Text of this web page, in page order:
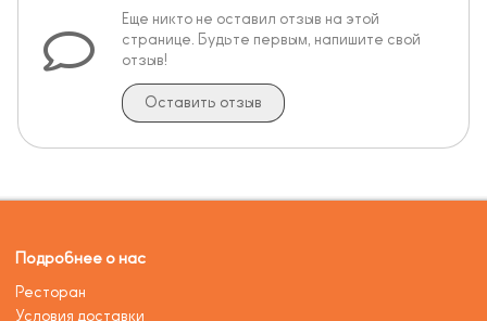
Еще никто не оставил отзыв на этой
странице. Будьте первым, напишите свой
отзыв!
Оставить отзыв
Подробнее о нас
Ресторан
Условия доставки